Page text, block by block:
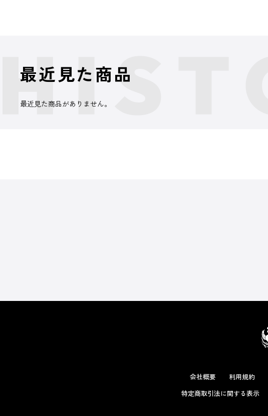
最近見た商品
最近見た商品がありません。
会社概要 利用規約
特定商取引法に関する表示